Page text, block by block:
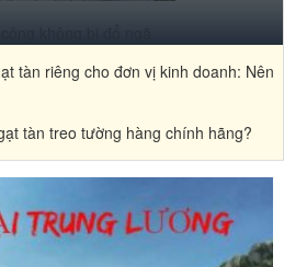
tàn riêng cho đơn vị kinh doanh: Nên
tàn treo tường hàng chính hãng?